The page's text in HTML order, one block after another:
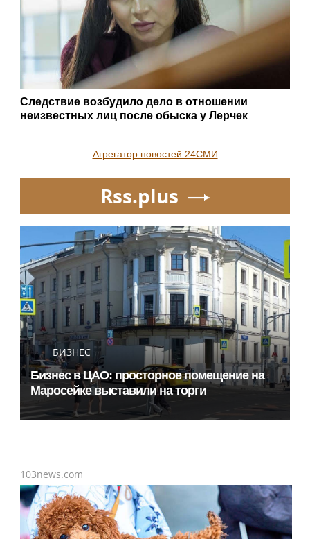
Следствие возбудило дело в отношении
неизвестных лиц после обыска у Лерчек
Агрегатор новостей 24СМИ
Rss.plus
БИЗНЕС
Бизнес в ЦАО: просторное помещение на
Маросейке выставили на торги